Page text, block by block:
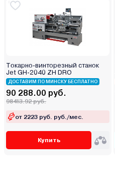
Токарно-винторезный станок
Jet GH-2040 ZH DRO
ДОСТАВИМ ПО МИНСКУ БЕСПЛАТНО
90 288.00 руб.
98413.92 руб.
от 2223 руб. руб./мес.
Купить